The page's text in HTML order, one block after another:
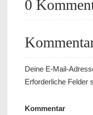
0
Deine E-Mail-
Erforderliche Felder
Kommentar